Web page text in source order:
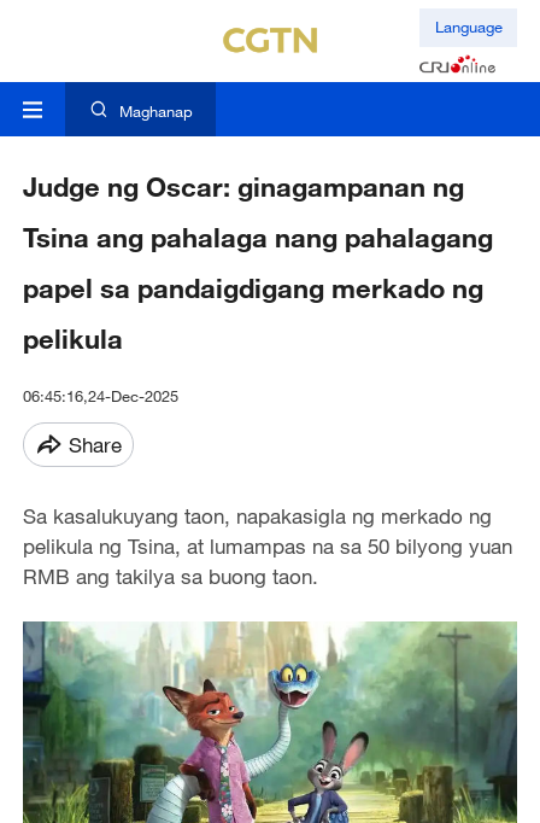
Language
Maghanap
Judge ng Oscar: ginagampanan ng
Tsina ang pahalaga nang pahalagang
papel sa pandaigdigang merkado ng
pelikula
06:45:16,24-Dec-2025
Share
Sa kasalukuyang taon, napakasigla ng merkado ng
pelikula ng Tsina, at lumampas na sa 50 bilyong yuan
RMB ang takilya sa buong taon.